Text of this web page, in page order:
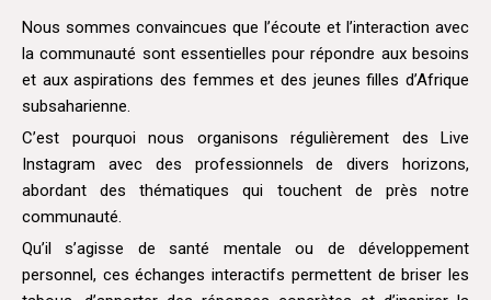
Nous sommes convaincues que l’écoute et l’interaction avec
la communauté sont essentielles pour répondre aux besoins
et aux aspirations des femmes et des jeunes filles d’Afrique
subsaharienne.
C’est pourquoi nous organisons régulièrement des Live
Instagram avec des professionnels de divers horizons,
abordant des thématiques qui touchent de près notre
communauté.
Qu’il s’agisse de santé mentale ou de développement
personnel, ces échanges interactifs permettent de briser les